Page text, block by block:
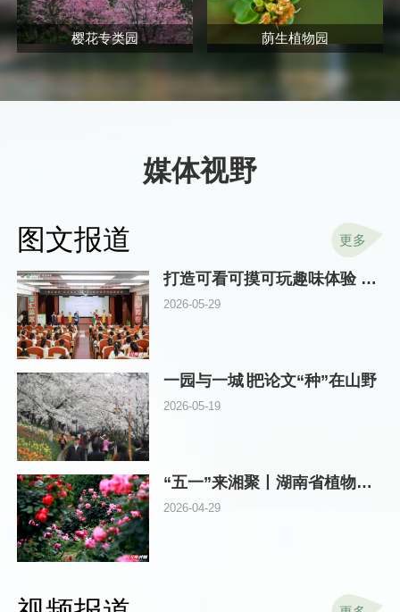
樱花专类园 荫生植物园
媒体视野
图文报道 更多
打造可看可摸可玩趣味体验 湖南林草科技周在省植物园启动
2026-05-29
一园与一城∣把论文“种”在山野
2026-05-19
“五一”来湘聚丨湖南省植物园邀你探秘“真假”玫瑰，畅游浪漫花海
2026-04-29